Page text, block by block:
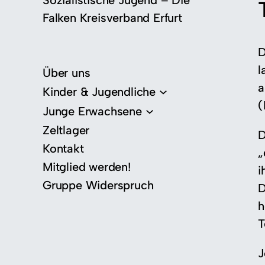
Falken Kreisverband Erfurt
Über uns
Kinder & Jugendliche
Junge Erwachsene
Zeltlager
Kontakt
Mitglied werden!
Gruppe Widerspruch